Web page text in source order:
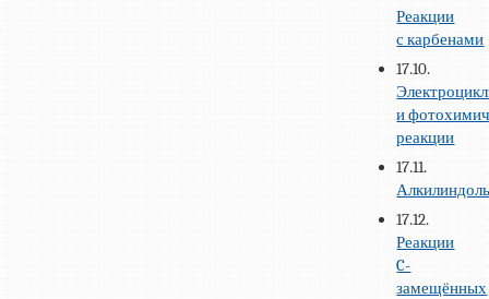
Реакции
с карбенами
17.10.
и
реакции
17.11.
17.12.
Реакции
C-
замещённых